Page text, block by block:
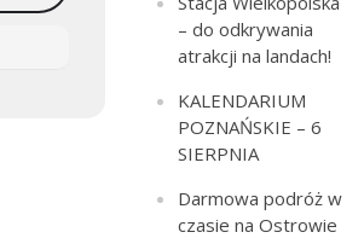
– do odkrywania
atrakcji na landach!
KALENDARIUM
POZNAŃSKIE – 6
SIERPNIA
Darmowa podróż w
czasie na Ostrowie